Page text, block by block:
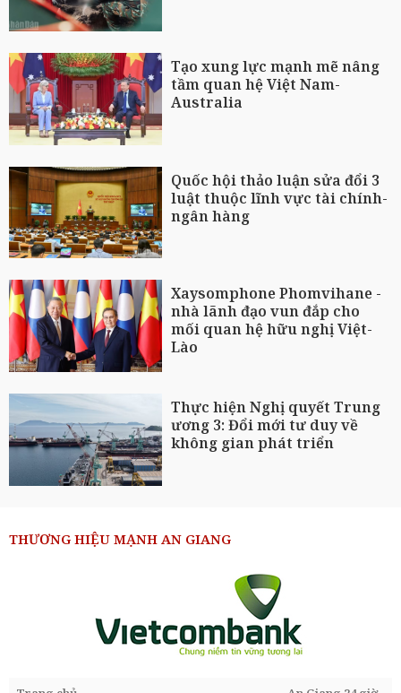
Tạo xung lực mạnh mẽ nâng
tầm quan hệ Việt Nam-
Australia
Quốc hội thảo luận sửa đổi 3
luật thuộc lĩnh vực tài chính-
ngân hàng
Xaysomphone Phomvihane -
nhà lãnh đạo vun đắp cho
mối quan hệ hữu nghị Việt-
Lào
Thực hiện Nghị quyết Trung
ương 3: Đổi mới tư duy về
không gian phát triển
THƯƠNG HIỆU MẠNH AN GIANG